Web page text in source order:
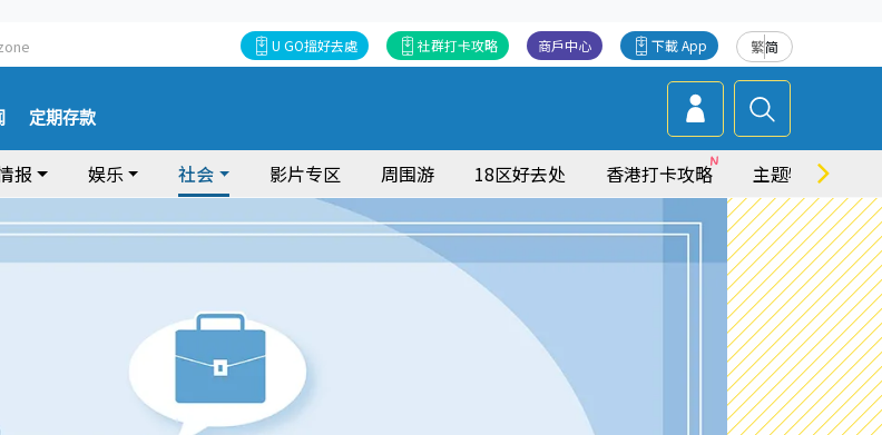
繁简
下載 App
商戶中心
社群打卡攻略
U GO搵好去處
定期存款
报 娱乐 社会 影片专区 周围游 18区好去处 香港打卡攻略 主题特集